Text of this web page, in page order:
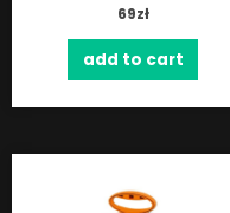
69zł
add to cart